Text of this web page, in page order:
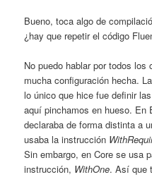
Bueno, toca algo de
¿hay que repetir el código
No puedo hablar por todos
mucha configuración hecha.
lo único que hice fue definir
aquí pinchamos en hueso. En
declaraba de forma distinta a
usaba la instrucción
Sin embargo, en Core se usa
instrucción, WithOne. Así que